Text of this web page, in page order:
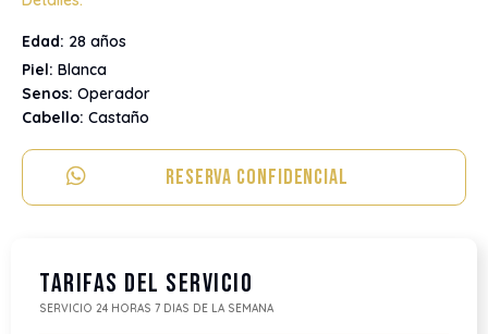
Edad: 28 años
Piel: Blanca
Senos: Operador
Cabello: Castaño
Reserva Confidencial
Tarifas del servicio
SERVICIO 24 HORAS 7 DIAS DE LA SEMANA